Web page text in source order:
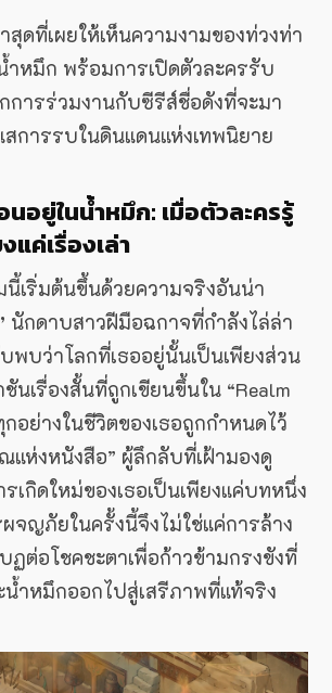
ดที่เผยให้เห็นความงามของท่วงท่า
ำหมึก พร้อมการเปิดตัวละครรับ
การร่วมงานกับซีรีส์ชื่อดังที่จะมา
สการรบในดินแดนแห่งเทพนิยาย
อยู่ในน้ำหมึก: เมื่อตัวละครรู้
แค่เรื่องเล่า
นี้เริ่มต้นขึ้นด้วยความจริงอันน่า
นักดาบสาวฝีมือฉกาจที่กำลังไล่ล่า
พบว่าโลกที่เธออยู่นั้นเป็นเพียงส่วน
นเรื่องสั้นที่ถูกเขียนขึ้นใน “Realm
กอย่างในชีวิตของเธอถูกกำหนดไว้
ห่งหนังสือ” ผู้ลึกลับที่เฝ้ามองดู
เกิดใหม่ของเธอเป็นเพียงแค่บทหนึ่ง
จญภัยในครั้งนี้จึงไม่ใช่แค่การล้าง
ฏต่อโชคชะตาเพื่อก้าวข้ามกรงขังที่
น้ำหมึกออกไปสู่เสรีภาพที่แท้จริง